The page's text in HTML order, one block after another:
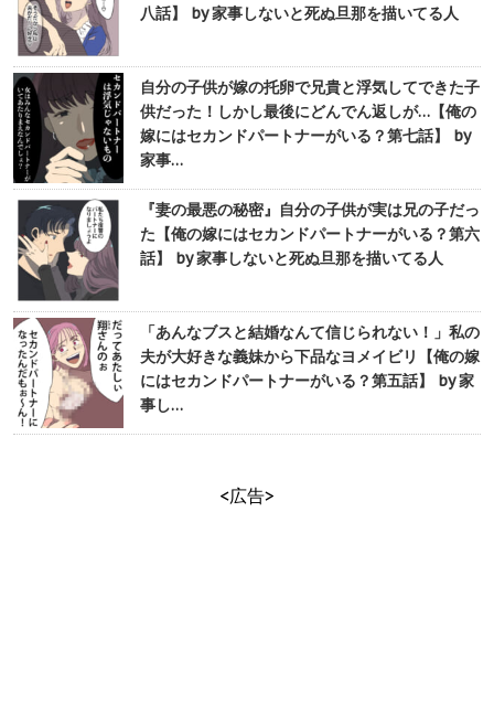
八話】 by 家事しないと死ぬ旦那を描いてる人
自分の子供が嫁の托卵で兄貴と浮気してできた子
供だった！しかし最後にどんでん返しが…【俺の
嫁にはセカンドパートナーがいる？第七話】 by
家事…
『妻の最悪の秘密』自分の子供が実は兄の子だっ
た【俺の嫁にはセカンドパートナーがいる？第六
話】 by 家事しないと死ぬ旦那を描いてる人
「あんなブスと結婚なんて信じられない！」私の
夫が大好きな義妹から下品なヨメイビリ【俺の嫁
にはセカンドパートナーがいる？第五話】 by 家
事し…
<広告>